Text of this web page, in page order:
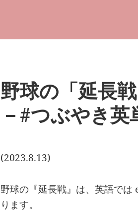
野球の「延長
－#つぶやき英
(2023.8.13)
野球の『延長戦』は、英語で
ります。